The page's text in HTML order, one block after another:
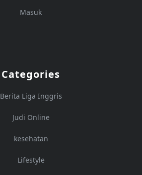
Masuk
Categories
Berita Liga Inggris
Judi Online
kesehatan
Lifestyle